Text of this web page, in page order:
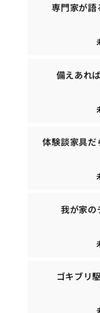
専門家が語
備えあれ
体験談家具だ
我が家の
ゴキブリ